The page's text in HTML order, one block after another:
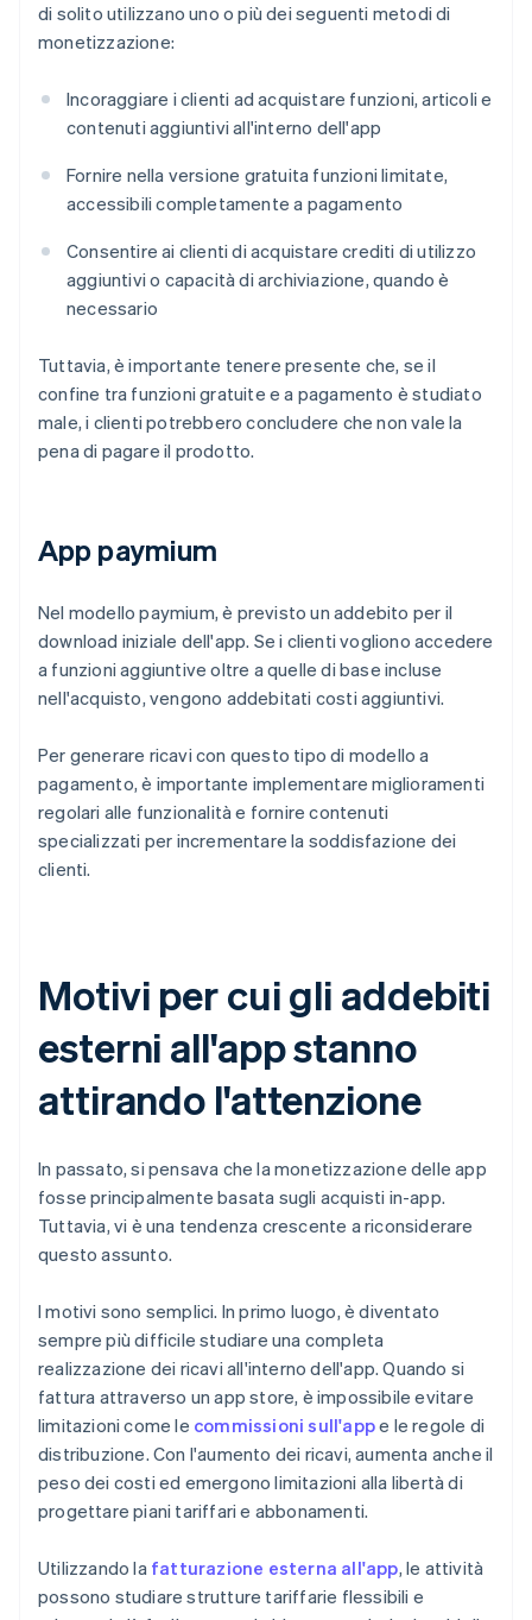
di solito utilizzano uno o più dei seguenti metodi di
monetizzazione:
Incoraggiare i clienti ad acquistare funzioni, articoli e
contenuti aggiuntivi all'interno dell'app
Fornire nella versione gratuita funzioni limitate,
accessibili completamente a pagamento
Consentire ai clienti di acquistare crediti di utilizzo
aggiuntivi o capacità di archiviazione, quando è
necessario
Tuttavia, è importante tenere presente che, se il
confine tra funzioni gratuite e a pagamento è studiato
male, i clienti potrebbero concludere che non vale la
pena di pagare il prodotto.
App paymium
Nel modello paymium, è previsto un addebito per il
download iniziale dell'app. Se i clienti vogliono accedere
a funzioni aggiuntive oltre a quelle di base incluse
nell'acquisto, vengono addebitati costi aggiuntivi.
Per generare ricavi con questo tipo di modello a
pagamento, è importante implementare miglioramenti
regolari alle funzionalità e fornire contenuti
specializzati per incrementare la soddisfazione dei
clienti.
Motivi per cui gli addebiti
esterni all'app stanno
attirando l'attenzione
In passato, si pensava che la monetizzazione delle app
fosse principalmente basata sugli acquisti in-app.
Tuttavia, vi è una tendenza crescente a riconsiderare
questo assunto.
I motivi sono semplici. In primo luogo, è diventato
sempre più difficile studiare una completa
realizzazione dei ricavi all'interno dell'app. Quando si
fattura attraverso un app store, è impossibile evitare
limitazioni come le commissioni sull'appe le regole di
distribuzione. Con l'aumento dei ricavi, aumenta anche il
peso dei costi ed emergono limitazioni alla libertà di
progettare piani tariffari e abbonamenti.
Utilizzando la fatturazione esterna all'app, le attività
possono studiare strutture tariffarie flessibili e